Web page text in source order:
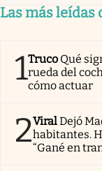
Las más leídas
1Truco Qué
rueda del
cómo actuar
2ViralDejó
habitantes.
“Gané en